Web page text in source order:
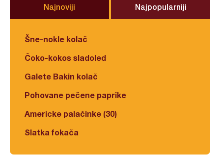
Najnoviji Najpopularniji
Šne-nokle kolač
Čoko-kokos sladoled
Galete Bakin kolač
Pohovane pečene paprike
Americke palačinke (30)
Slatka fokača